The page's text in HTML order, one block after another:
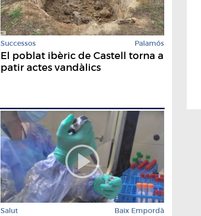
Successos Palamós
El poblat ibèric de Castell torna a
patir actes vandàlics
Salut Baix Empordà